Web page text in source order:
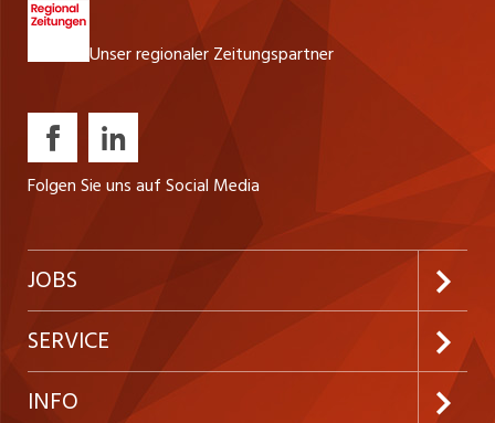
Unser regionaler Zeitungspartner
Folgen Sie uns auf Social Media
JOBS
Jobabo abonnieren
Neue Stellen
SERVICE
Kundenlogin
INFO